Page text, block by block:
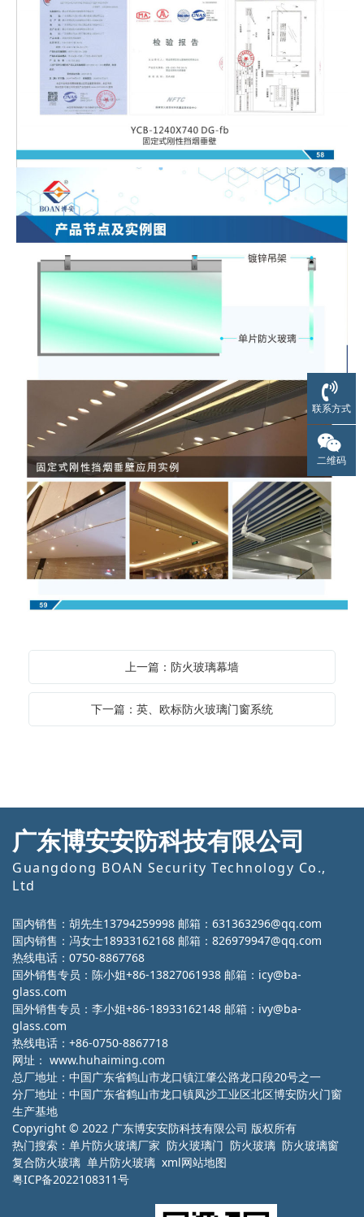
上一篇：防火玻璃幕墙
下一篇：英、欧标防火玻璃门窗系统
广东博安安防科技有限公司
Guangdong BOAN Security Technology Co.,
Ltd
国内销售：胡先生13794259998 邮箱：631363296@qq.com
国内销售：冯女士18933162168 邮箱：826979947@qq.com
热线电话：0750-8867768
国外销售专员：陈小姐+86-13827061938 邮箱：icy@ba-
glass.com
国外销售专员：李小姐+86-18933162148 邮箱：ivy@ba-
glass.com
热线电话：+86-0750-8867718
网址： www.huhaiming.com
总厂地址：中国广东省鹤山市龙口镇江肇公路龙口段20号之一
分厂地址：中国广东省鹤山市龙口镇凤沙工业区北区博安防火门窗
生产基地
Copyright © 2022 广东博安安防科技有限公司 版权所有
热门搜索： 单片防火玻璃厂家 防火玻璃门 防火玻璃 防火玻璃窗
复合防火玻璃 单片防火玻璃 xml网站地图
粤ICP备2022108311号
联系方式
二维码